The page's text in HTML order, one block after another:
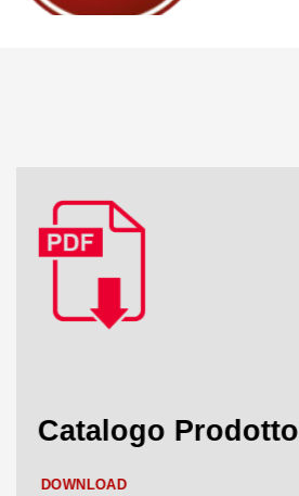
Catalogo Prodotto
DOWNLOAD